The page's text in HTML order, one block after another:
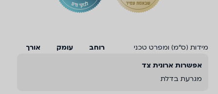
מידות (ס“מ) ומפרט טכני רוחב עומק
אורך
אפשרות ארונית צד
מגרעת בדלת